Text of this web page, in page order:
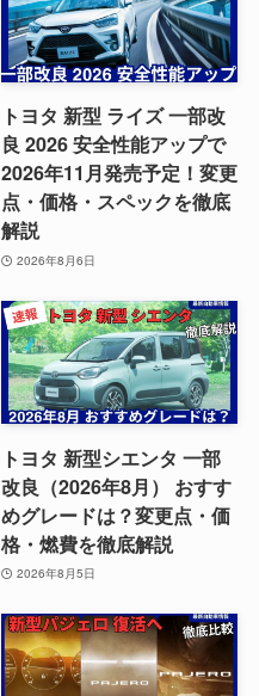
トヨタ 新型 ライズ 一部改
良 2026 安全性能アップで
2026年11月発売予定！変更
点・価格・スペックを徹底
解説
2026年8月6日
トヨタ 新型シエンタ 一部
改良（2026年8月） おすす
めグレードは？変更点・価
格・燃費を徹底解説
2026年8月5日